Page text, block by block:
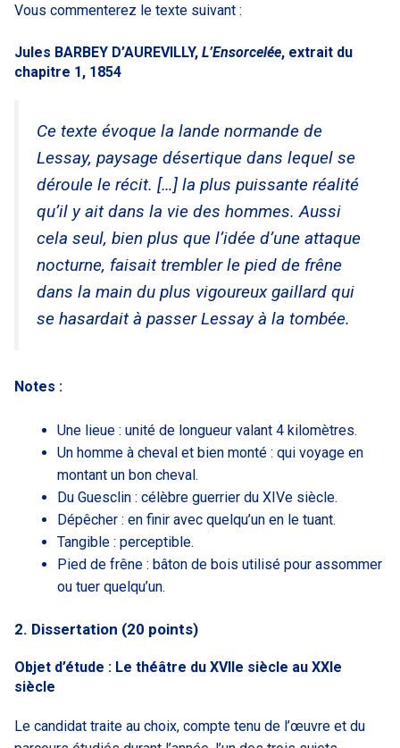
Vous commenterez le texte suivant :
Jules BARBEY D’AUREVILLY, L’Ensorcelée, extrait du
chapitre 1, 1854
Ce texte évoque la lande normande de
Lessay, paysage désertique dans lequel se
déroule le récit. […] la plus puissante réalité
qu’il y ait dans la vie des hommes. Aussi
cela seul, bien plus que l’idée d’une attaque
nocturne, faisait trembler le pied de frêne
dans la main du plus vigoureux gaillard qui
se hasardait à passer Lessay à la tombée.
Notes :
Une lieue : unité de longueur valant 4 kilomètres.
Un homme à cheval et bien monté : qui voyage en
montant un bon cheval.
Du Guesclin : célèbre guerrier du XIVe siècle.
Dépêcher : en finir avec quelqu’un en le tuant.
Tangible : perceptible.
Pied de frêne : bâton de bois utilisé pour assommer
ou tuer quelqu’un.
2. Dissertation (20 points)
Objet d’étude : Le théâtre du XVIIe siècle au XXIe
siècle
Le candidat traite au choix, compte tenu de l’œuvre et du